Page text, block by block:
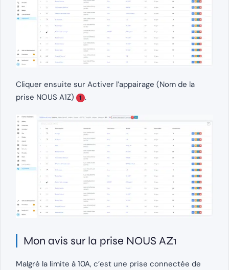
Cliquer ensuite sur Activer l’appairage (Nom de la
prise NOUS A1Z)
1 .
Mon avis sur la prise NOUS AZ1
Malgré la limite à 10A, c’est une prise connectée de